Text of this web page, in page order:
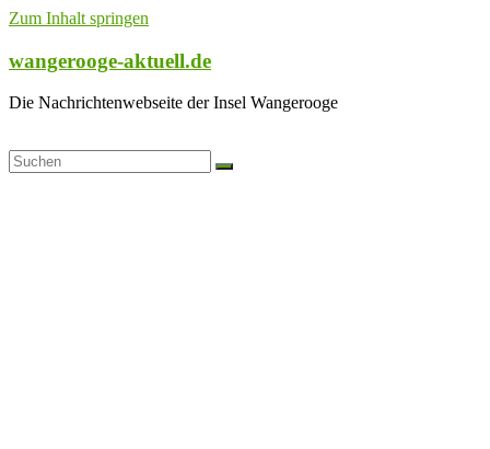
Zum Inhalt springen
wangerooge-aktuell.de
Die Nachrichtenwebseite der Insel Wangerooge